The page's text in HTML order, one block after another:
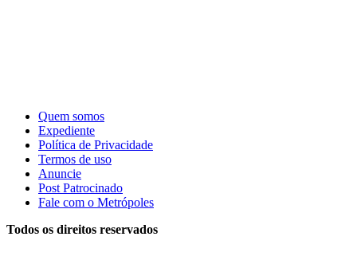
Quem somos
Expediente
Política de Privacidade
Termos de uso
Anuncie
Post Patrocinado
Fale com o Metrópoles
Todos os direitos reservados